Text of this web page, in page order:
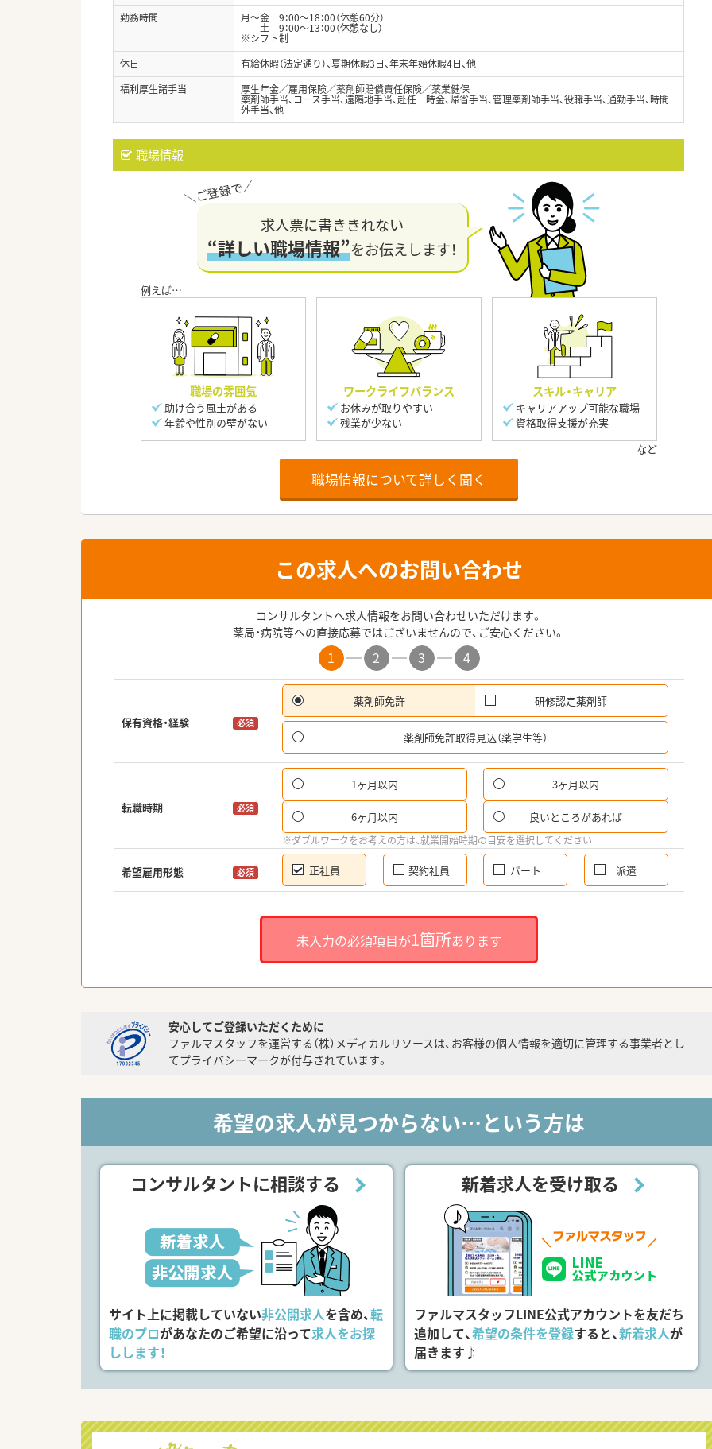
勤務時間
月～金 9：00～18：00（休憩60分）
土 9：00～13：00（休憩なし）
※シフト制
休日
有給休暇（法定通り）、夏期休暇3日、年末年始休暇4日、他
福利厚生諸手当
厚生年金／雇用保険／薬剤師賠償責任保険／薬業健保
薬剤師手当、コース手当、遠隔地手当、赴任一時金、帰省手当、管理薬剤師手当、役職手当、通勤手当、時間
外手当、他
職場情報
求人票に書ききれない
“詳しい職場情報”をお伝えします！
職場の雰囲気
助け合う風土がある
年齢や性別の壁がない
ワークライフバランス
お休みが取りやすい
残業が少ない
スキル・キャリア
キャリアアップ可能な職場
資格取得支援が充実
職場情報について詳しく聞く
この求人へのお問い合わせ
コンサルタントへ求人情報をお問い合わせいただけます。
薬局・病院等への直接応募ではございませんので、ご安心ください。
1 2 3 4
保有資格・経験 必須
薬剤師免許 研修認定薬剤師
薬剤師免許取得見込（薬学生等）
転職時期 必須
1ヶ月以内 3ヶ月以内
6ヶ月以内 良いところがあれば
※ダブルワークをお考えの方は、就業開始時期の目安を選択してください
希望雇用形態 必須 正社員 契約社員 パート 派遣
未入力の必須項目が1箇所あります
安心してご登録いただくために
ファルマスタッフを運営する（株）メディカルリソースは、お客様の個人情報を適切に管理する事業者とし
てプライバシーマークが付与されています。
希望の求人が見つからない…という方は
コンサルタントに相談する
サイト上に掲載していない非公開求人を含め、転
職のプロがあなたのご希望に沿って求人をお探
しします！
新着求人を受け取る
ファルマスタッフLINE公式アカウントを友だち
追加して、希望の条件を登録すると、新着求人が
届きます♪